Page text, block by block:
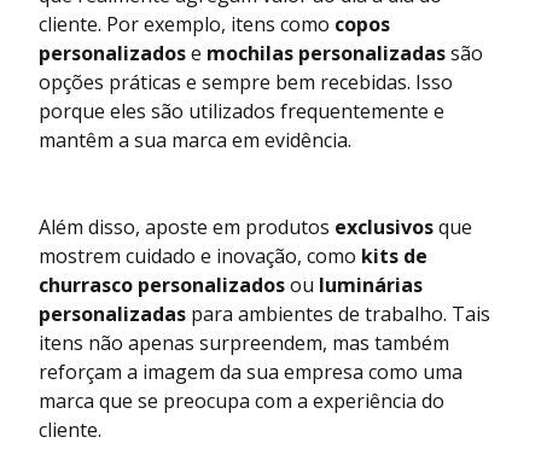
cliente. Por exemplo, itens como copos
personalizadose mochilas personalizadassão
opções práticas e sempre bem recebidas. Isso
porque eles são utilizados frequentemente e
mantêm a sua marca em evidência.
Além disso, aposte em produtos exclusivosque
mostrem cuidado e inovação, como kits de
churrasco personalizadosou luminárias
personalizadas para ambientes de trabalho. Tais
itens não apenas surpreendem, mas também
reforçam a imagem da sua empresa como uma
marca que se preocupa com a experiência do
cliente.